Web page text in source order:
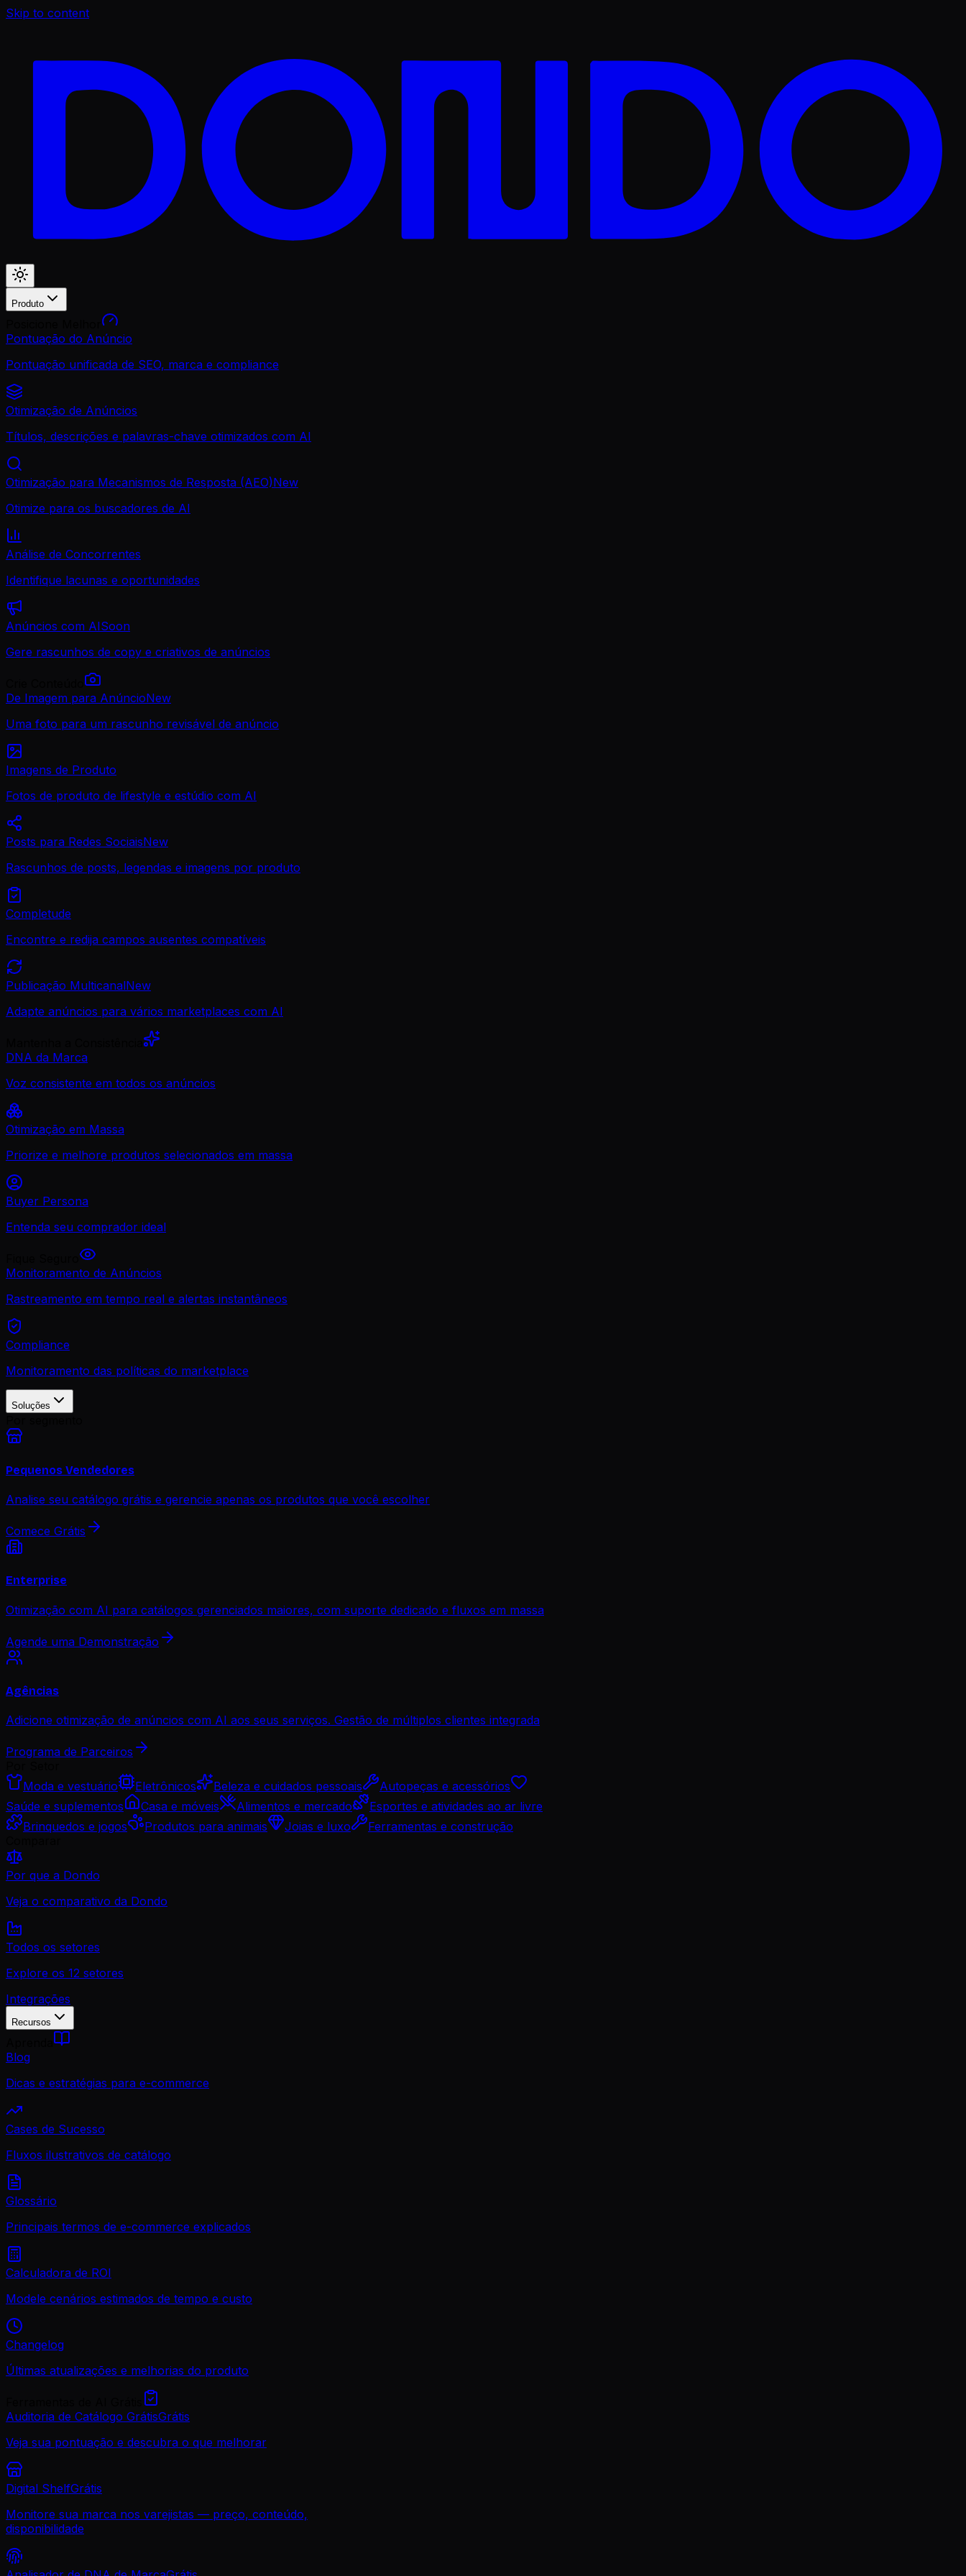
Skip to content
Produto
Pontuação do Anúncio
Pontuação unificada de SEO, marca e compliance
Otimização de Anúncios
Títulos, descrições e palavras-chave otimizados com AI
Otimização para Mecanismos de Resposta (AEO)New
Otimize para os buscadores de AI
Análise de Concorrentes
Identifique lacunas e oportunidades
Anúncios com AISoon
Gere rascunhos de copy e criativos de anúncios
De Imagem para AnúncioNew
Uma foto para um rascunho revisável de anúncio
Imagens de Produto
Fotos de produto de lifestyle e estúdio com AI
Posts para Redes SociaisNew
Rascunhos de posts, legendas e imagens por produto
Completude
Encontre e redija campos ausentes compatíveis
Publicação MulticanalNew
Adapte anúncios para vários marketplaces com AI
DNA da Marca
Voz consistente em todos os anúncios
Otimização em Massa
Priorize e melhore produtos selecionados em massa
Buyer Persona
Entenda seu comprador ideal
Monitoramento de Anúncios
Rastreamento em tempo real e alertas instantâneos
Compliance
Monitoramento das políticas do marketplace
Soluções
Pequenos Vendedores
Analise seu catálogo grátis e gerencie apenas os produtos que você escolher
Comece Grátis
Enterprise
Otimização com AI para catálogos gerenciados maiores, com suporte dedicado e fluxos em massa
Agende uma Demonstração
Agências
Adicione otimização de anúncios com AI aos seus serviços. Gestão de múltiplos clientes integrada
Programa de Parceiros
Moda e vestuário
Eletrônicos Beleza e cuidados pessoais
Autopeças e acessórios
Saúde e suplementos
Casa e móveis Alimentos e mercado
Esportes e atividades ao ar livre
Brinquedos e jogos
Produtos para animais Joias e luxo
Ferramentas e construção
Por que a Dondo
Veja o comparativo da Dondo
Todos os setores
Explore os 12 setores
Integrações
Recursos
Blog
Dicas e estratégias para e-commerce
Cases de Sucesso
Fluxos ilustrativos de catálogo
Glossário
Principais termos de e-commerce explicados
Calculadora de ROI
Modele cenários estimados de tempo e custo
Changelog
Últimas atualizações e melhorias do produto
Auditoria de Catálogo GrátisGrátis
Veja sua pontuação e descubra o que melhorar
Digital ShelfGrátis
Monitore sua marca nos varejistas — preço, conteúdo,
disponibilidade